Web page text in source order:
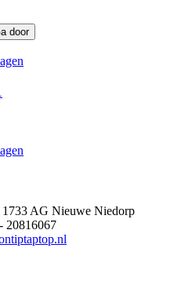
door
1733 AG Nieuwe Niedorp
20816067